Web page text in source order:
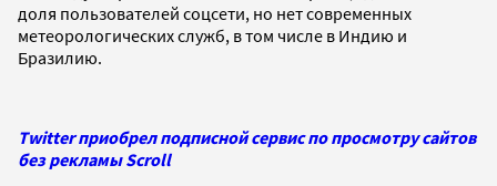
доля пользователей соцсети, но нет современных
метеорологических служб, в том числе в Индию и
Бразилию.
Twitter приобрел подписной сервис по просмотру сайтов
без рекламы Scroll